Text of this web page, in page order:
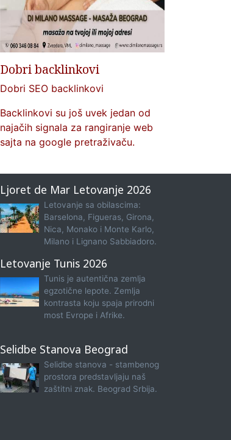
Dobri backlinkovi
Dobri SEO backlinkovi
Backlinkovi su još uvek jedan od
najačih signala za rangiranje web
sajta na google pretraživaču.
Ljoret de Mar Letovanje 2026
Letovanje sa obilascima:
Barselona, Figueras, Girona,
Nica, Monako i Monte Karlo,
Milano i Lignano Sabbiadoro.
Letovanje Tunis 2026
Tunis je autentična zemlja
egzotične lepote. Zemlja
kontrasta koju spaja prirodni
most Evrope i Afrike.
Selidbe Stanova Beograd
Selidbe stanova - stambenog
prostora predstavljaju naš
zaštitni znak. Beograd Srbija.